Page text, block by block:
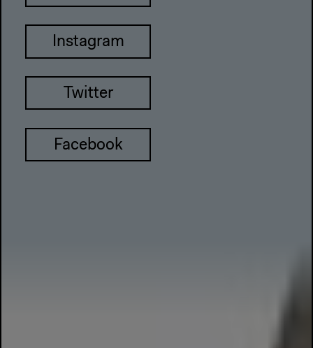
Instagram
Twitter
Facebook